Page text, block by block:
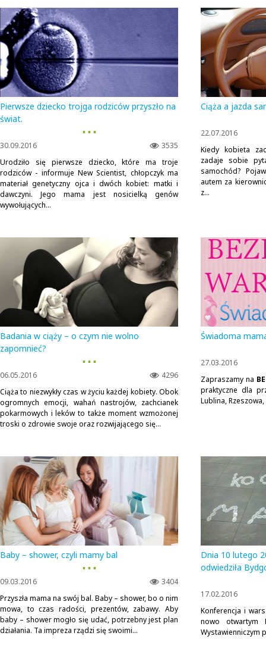
Pierwsze dziecko trojga rodziców przyszło na
świat.
▪ ▪ ▪
3535
30.09.2016
Urodziło się pierwsze dziecko, które ma troje
rodziców - informuje New Scientist, chłopczyk ma
materiał genetyczny ojca i dwóch kobiet: matki i
dawczyni. Jego mama jest nosicielką genów
wywołujących...
Ciąża a jazda
22.07.2016
Kiedy kobieta
zadaje sobie
samochód?
autem za
z...
Badania w ciąży – o czym nie wolno
zapomnieć?
▪ ▪ ▪
4296
06.05.2016
Ciąża to niezwykły czas w życiu każdej kobiety. Obok
ogromnych emocji, wahań nastrojów, zachcianek
pokarmowych i leków to także moment wzmożonej
troski o zdrowie swoje oraz rozwijającego się...
Świadoma
27.03.2016
Zapraszamy na
praktyczne dla
Lublina,
Baby – shower, czyli mamy bal
▪ ▪ ▪
3404
09.03.2016
Przyszła mama na swój bal. Baby – shower, bo o nim
mowa, to czas radości, prezentów, zabawy. Aby
baby – shower mogło się udać, potrzebny jest plan
działania. Ta impreza rządzi się swoimi...
Dnia 10 lutego
odwiedziła
17.02.2016
Konferencja i
nowo otwartym
Wystawienniczym